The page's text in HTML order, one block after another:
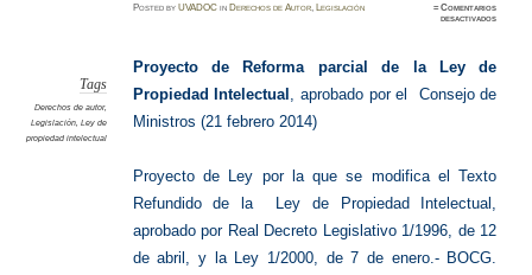
PostedbyUVADOC in Derechos de Autor, Legislación ≈Comentarios
desactivadosen
de
Ley
Tags
Derechos de autor,
Legislación, Ley de
propiedad intelectual
Proyecto de Reforma parcial de la Ley de
Propiedad Intelectual , aprobado por el Consejo de
Ministros (21 febrero 2014)
Proyecto de Ley por la que se modifica el Texto
Refundido de la Ley de Propiedad Intelectual,
aprobado por Real Decreto Legislativo 1/1996, de 12
de abril, y la Ley 1/2000, de 7 de enero.- BOCG.